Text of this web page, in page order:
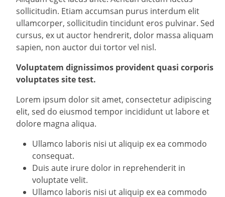
sollicitudin. Etiam accumsan purus interdum elit
ullamcorper, sollicitudin tincidunt eros pulvinar. Sed
cursus, ex ut auctor hendrerit, dolor massa aliquam
sapien, non auctor dui tortor vel nisl.
Voluptatem dignissimos provident quasi corporis
voluptates site test.
Lorem ipsum dolor sit amet, consectetur adipiscing
elit, sed do eiusmod tempor incididunt ut labore et
dolore magna aliqua.
Ullamco laboris nisi ut aliquip ex ea commodo
consequat.
Duis aute irure dolor in reprehenderit in
voluptate velit.
Ullamco laboris nisi ut aliquip ex ea commodo